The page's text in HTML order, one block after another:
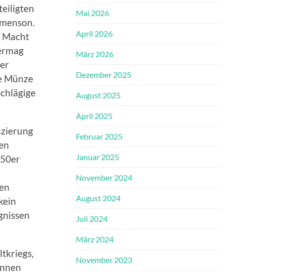
Macht
Münze
Mai 2026
April 2026
März 2026
Dezember 2025
August 2025
April 2025
Februar 2025
Januar 2025
November 2024
August 2024
Juli 2024
März 2024
November 2023